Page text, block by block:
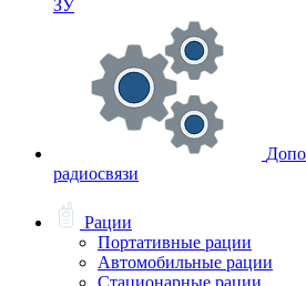
ЗУ
радиосвязи
Рации
Портативные рации
Автомобильные рации
Стационарные рации